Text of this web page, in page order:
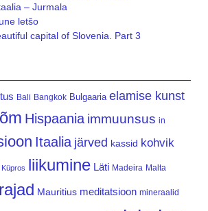
– Jurmala
letšo
capital of Slovenia. Part 3
Bali Bangkok Bulgaaria elamise kunst
Hispaania immuunsus in
Itaalia järved kassid kohvik
Küpros liikumine Läti Madeira Malta
Mauritius meditatsioon mineraalid